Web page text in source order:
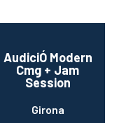
AudiciÓ Modern
Cmg + Jam
Session
Girona